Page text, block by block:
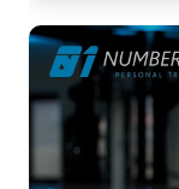
kundig op
strenge